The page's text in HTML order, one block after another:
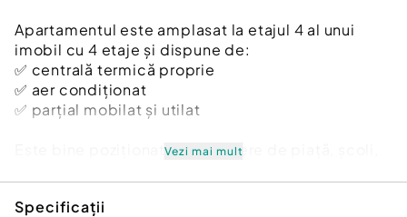
Apartamentul este amplasat la etajul 4 al unui
imobil cu 4 etaje și dispune de:
✅ centrală termică proprie
✅ aer condiționat
✅ parțial mobilat și utilat
Este bine poziționat, în apropiere de piață, școli,
Vezi mai mult
Specificații